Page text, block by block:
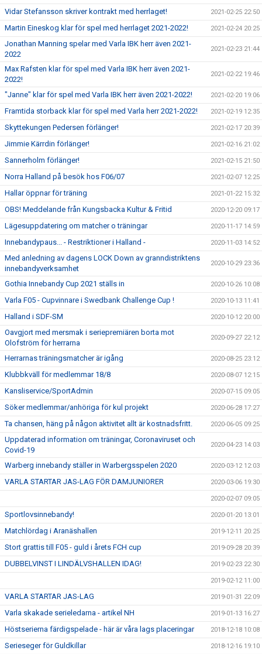
Vidar Stefansson skriver kontrakt med herrlaget! 2021-02-25 22:50
Martin Eineskog klar för spel med herrlaget 2021-2022! 2021-02-24 20:25
Jonathan Manning spelar med Varla IBK herr även 2021-
2022
2021-02-23 21:44
Max Rafsten klar för spel med Varla IBK herr även 2021-
2022!
2021-02-22 19:46
"Janne" klar för spel med Varla IBK herr även 2021-2022! 2021-02-20 19:06
Framtida storback klar för spel med Varla herr 2021-2022! 2021-02-19 12:35
Skyttekungen Pedersen förlänger! 2021-02-17 20:39
Jimmie Kärrdin förlänger! 2021-02-16 21:02
Sannerholm förlänger! 2021-02-15 21:50
Norra Halland på besök hos F06/07 2021-02-07 12:25
Hallar öppnar för träning 2021-01-22 15:32
OBS! Meddelande från Kungsbacka Kultur & Fritid 2020-12-20 09:17
Lägesuppdatering om matcher o träningar 2020-11-17 14:59
Innebandypaus... - Restriktioner i Halland - 2020-11-03 14:52
Med anledning av dagens LOCK Down av granndistriktens
innebandyverksamhet
2020-10-29 23:36
Gothia Innebandy Cup 2021 ställs in 2020-10-26 10:08
Varla F05 - Cupvinnare i Swedbank Challenge Cup ! 2020-10-13 11:41
Halland i SDF-SM 2020-10-12 20:00
Oavgjort med mersmak i seriepremiären borta mot
Olofström för herrarna
2020-09-27 22:12
Herrarnas träningsmatcher är igång 2020-08-25 23:12
Klubbkväll för medlemmar 18/8 2020-08-07 12:15
Kansliservice/SportAdmin 2020-07-15 09:05
Söker medlemmar/anhöriga för kul projekt 2020-06-28 17:27
Ta chansen, häng på någon aktivitet allt är kostnadsfritt. 2020-06-05 09:25
Uppdaterad information om träningar, Coronaviruset och
Covid-19
2020-04-23 14:03
Warberg innebandy ställer in Warbergsspelen 2020 2020-03-12 12:03
VARLA STARTAR JAS-LAG FÖR DAMJUNIORER 2020-03-06 19:30
2020-02-07 09:05
Sportlovsinnebandy! 2020-01-20 13:01
Matchlördag i Aranäshallen 2019-12-11 20:25
Stort grattis till F05 - guld i årets FCH cup 2019-09-28 20:39
DUBBELVINST I LINDÄLVSHALLEN IDAG! 2019-02-23 22:30
2019-02-12 11:00
VARLA STARTAR JAS-LAG 2019-01-31 22:09
Varla skakade serieledarna - artikel NH 2019-01-13 16:27
Höstserierna färdigspelade - här är våra lags placeringar 2018-12-18 10:08
Serieseger för Guldkillar 2018-12-16 19:10